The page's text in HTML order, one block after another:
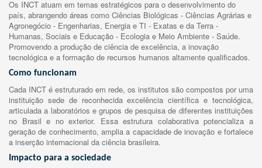
Os INCT atuam em temas estratégicos para o desenvolvimento do
país, abrangendo áreas como Ciências Biológicas - Ciências Agrárias e
Agronegócio - Engenharias, Energia e TI - Exatas e da Terra -
Humanas, Sociais e Educação - Ecologia e Meio Ambiente - Saúde.
Promovendo a produção de ciência de excelência, a inovação
tecnológica e a formação de recursos humanos altamente qualificados.
Como funcionam
Cada INCT é estruturado em rede, os institutos são compostos por uma
instituição sede de reconhecida excelência científica e tecnológica,
articulada a laboratórios e grupos de pesquisa de diferentes instituições
no Brasil e no exterior. Essa estrutura colaborativa potencializa a
geração de conhecimento, amplia a capacidade de inovação e fortalece
a inserção internacional da ciência brasileira.
Impacto para a sociedade